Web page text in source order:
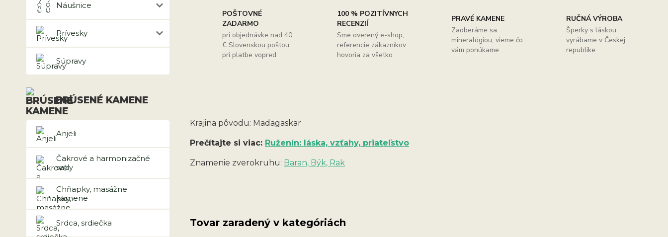
Náušnice
Prívesky
Súpravy
BRÚSENÉ KAMENE
Anjeli
Čakrové a harmonizačné
sady
Chňapky, masážne
kamene
Srdca, srdiečka
POŠTOVNÉ
ZADARMO
pri objednávke nad 40
€ Slovenskou poštou
pri platbe vopred
100 % POZITÍVNYCH
RECENZIÍ
Sme overený e-shop,
referencie zákazníkov
hovoria za všetko
PRAVÉ KAMENE
Zaoberáme sa
mineralógiou, vieme čo
vám ponúkame
RUČNÁ VÝROBA
Šperky s láskou
vyrábame v Českej
republike
Krajina pôvodu: Madagaskar
Prečítajte si viac: Ruženín: láska, vzťahy, priateľstvo
Znamenie zverokruhu: Baran, Býk, Rak
Tovar zaradený v kategóriách